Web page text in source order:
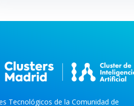
Tecnológicos de la Comunidad de